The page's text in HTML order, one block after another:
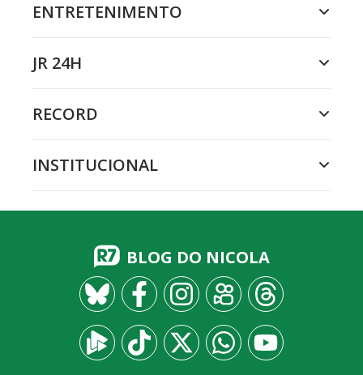
ENTRETENIMENTO
JR 24H
RECORD
INSTITUCIONAL
BLOG DO NICOLA